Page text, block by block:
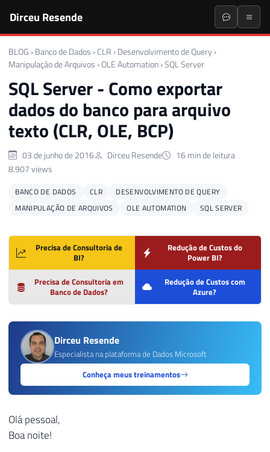
Dirceu Resende
BLOG › Banco de Dados › CLR › Desenvolvimento de Query ›
Manipulação de Arquivos › OLE Automation ›SQL Server
SQL Server - Como exportar
dados do banco para arquivo
texto (CLR, OLE, BCP)
03 de junho de 2016 Dirceu Resende
16 min de leitura
8.907 views
BANCO DE DADOS CLR
DESENVOLVIMENTO DE QUERY
MANIPULAÇÃO DE ARQUIVOS
OLE AUTOMATION SQL SERVER
Precisa de Consultoria de
BI?
Redução de Custos do
Power BI?
Precisa de Consultoria em
Banco de Dados?
Redução de Custos com
Azure?
Dirceu Resende
Especialista na plataforma de Dados Microsoft
Conheça meus treinamentos
Olá pessoal,
Boa noite!